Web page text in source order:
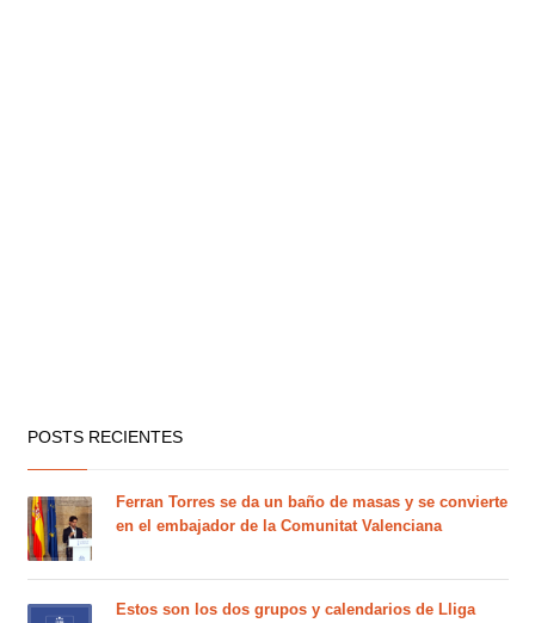
POSTS RECIENTES
Ferran Torres se da un baño de masas y se convierte
en el embajador de la Comunitat Valenciana
Estos son los dos grupos y calendarios de Lliga